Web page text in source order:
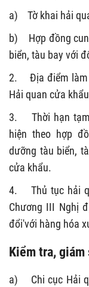
a) Tờ khai hải
b) Hợp đồng
biển, tàu bay với
2. Địa điểm làm
Hải quan cửa
3. Thời hạn tạm
hiện theo hợp
dưỡng tàu biển,
cửa khẩu.
4. Thủ tục hải
Chương III Nghị
đổi'với hàng hóa
Kiểm tra,
a) Chi cục Hải